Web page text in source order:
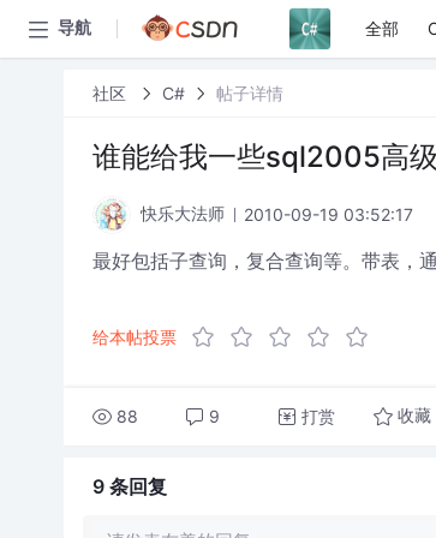
导航 全部
社区 C# 帖子详情
谁能给我一些sql2005高
快乐大法师 2010-09-19 03:52:17
最好包括子查询，复合查询等。带表，通
给本帖投票
88 9 打赏 收藏
9 条回复